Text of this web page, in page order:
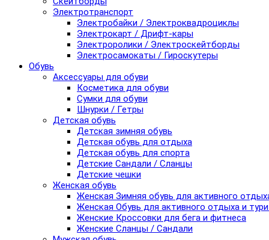
Электротранспорт
Электробайки / Электроквадроциклы
Электрокарт / Дрифт-кары
Электроролики / Электроскейтборды
Электросамокаты / Гироскутеры
Обувь
Аксессуары для обуви
Косметика для обуви
Сумки для обуви
Шнурки / Гетры
Детская обувь
Детская зимняя обувь
Детская обувь для отдыха
Детская обувь для спорта
Детские Сандали / Сланцы
Детские чешки
Женская обувь
Женская Зимняя обувь для активного
Женская Обувь для активного отдыха и
Женские Кроссовки для бега и фитнеса
Женские Сланцы / Сандали